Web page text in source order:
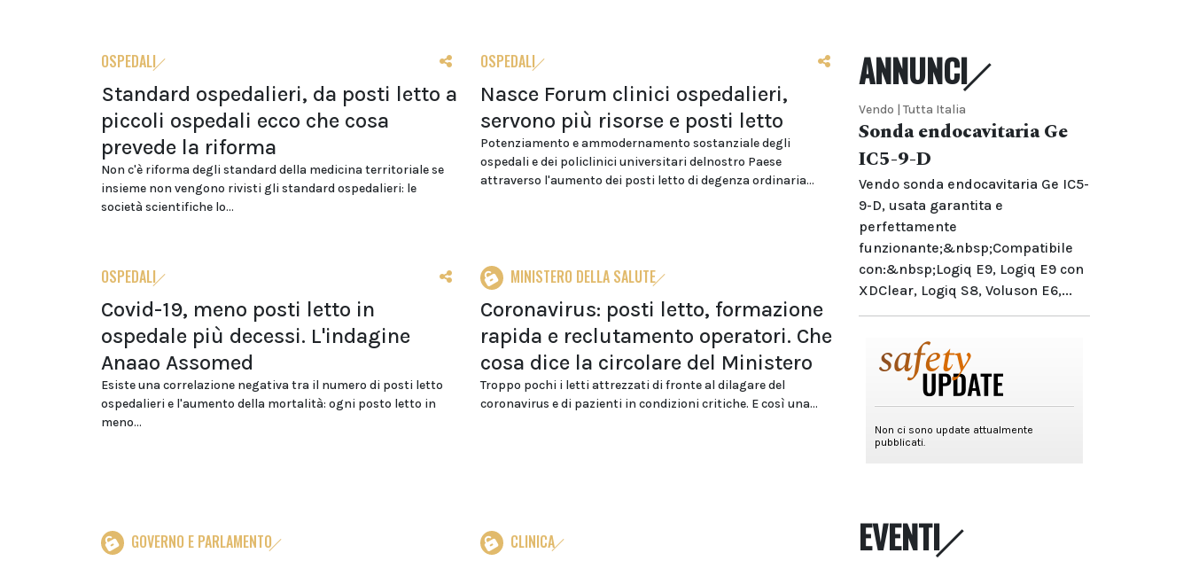
OSPEDALI
Standard ospedalieri, da posti letto a
piccoli ospedali ecco che cosa
prevede la riforma
Non c'è riforma degli standard della medicina territoriale se
insieme non vengono rivisti gli standard ospedalieri: le
società scientifiche lo...
OSPEDALI
Nasce Forum clinici ospedalieri,
servono più risorse e posti letto
Potenziamento e ammodernamento sostanziale degli
ospedali e dei policlinici universitari delnostro Paese
attraverso l'aumento dei posti letto di degenza ordinaria...
OSPEDALI
Covid-19, meno posti letto in
ospedale più decessi. L'indagine
Anaao Assomed
Esiste una correlazione negativa tra il numero di posti letto
ospedalieri e l'aumento della mortalità: ogni posto letto in
meno...
MINISTERO DELLA SALUTE
Coronavirus: posti letto, formazione
rapida e reclutamento operatori. Che
cosa dice la circolare del Ministero
Troppo pochi i letti attrezzati di fronte al dilagare del
coronavirus e di pazienti in condizioni critiche. E così una...
GOVERNO E PARLAMENTO CLINICA
ANNUNCI
Vendo | Tutta Italia
Sonda endocavitaria Ge
IC5-9-D
Vendo sonda endocavitaria Ge IC5-
9-D, usata garantita e
perfettamente
funzionante;&nbsp;Compatibile
con:&nbsp;Logiq E9, Logiq E9 con
XDClear, Logiq S8, Voluson E6,...
EVENTI